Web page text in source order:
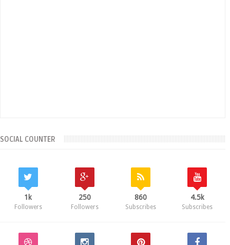
SOCIAL COUNTER
1k
Followers
250
Followers
860
Subscribes
4.5k
Subscribes